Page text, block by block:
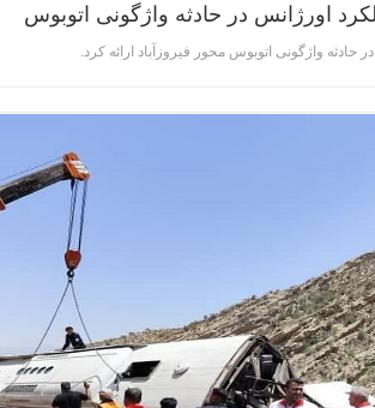
اورژانس در حادثه واژگونی اتوبوس
واژگونی اتوبوس محور فیروزآباد ارائه کرد.